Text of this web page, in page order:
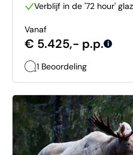
Verblijf in de '72 hour'
Vanaf
€ 5.425,- p.p. i
1 Beoordeling